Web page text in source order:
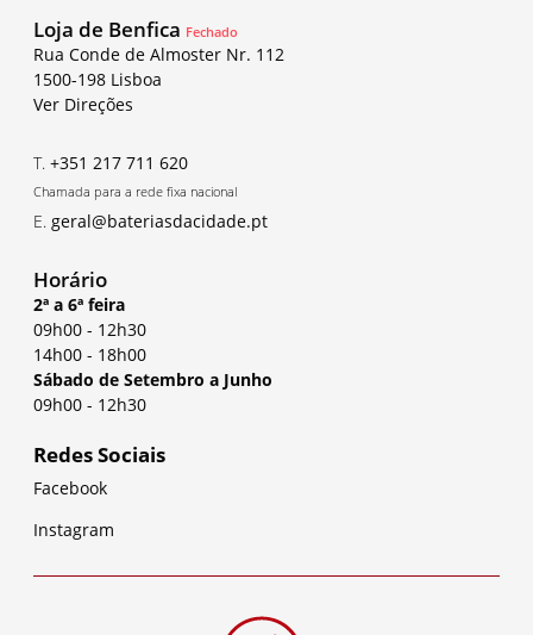
Loja de Benfica Fechado
Rua Conde de Almoster Nr. 112
1500-198 Lisboa
Ver Direções
T. +351 217 711 620
Chamada para a rede fixa nacional
E. geral@bateriasdacidade.pt
Horário
2ª a 6ª feira
09h00 - 12h30
14h00 - 18h00
Sábado de Setembro a Junho
09h00 - 12h30
Redes Sociais
Facebook
Instagram